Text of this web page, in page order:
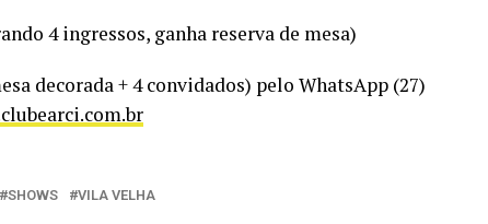
4 ingressos, ganha reserva de mesa)
decorada + 4 convidados) pelo WhatsApp (27)
SHOWS VILA VELHA